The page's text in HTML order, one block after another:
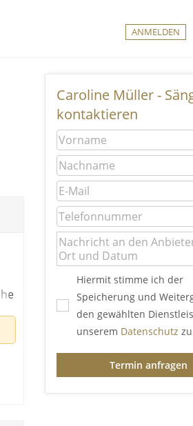
ANMELDEN
Caroline Müller -
kontaktieren
Hiermit stimme ich der
Speicherung und
den gewählten
unserem Datenschutz
Termin anfragen